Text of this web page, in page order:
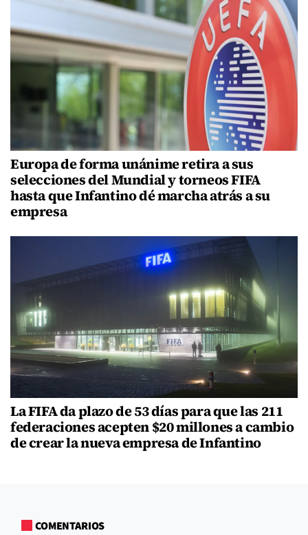
Europa de forma unánime retira a sus
selecciones del Mundial y torneos FIFA
hasta que Infantino dé marcha atrás a su
empresa
La FIFA da plazo de 53 días para que las 211
federaciones acepten $20 millones a cambio
de crear la nueva empresa de Infantino
COMENTARIOS